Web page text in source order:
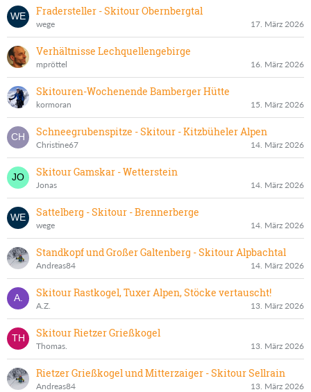
Fradersteller - Skitour Obernbergtal
wege 17. März 2026
Verhältnisse Lechquellengebirge
mpröttel 16. März 2026
Skitouren-Wochenende Bamberger Hütte
kormoran 15. März 2026
Schneegrubenspitze - Skitour - Kitzbüheler Alpen
Christine67 14. März 2026
Skitour Gamskar - Wetterstein
Jonas 14. März 2026
Sattelberg - Skitour - Brennerberge
wege 14. März 2026
Standkopf und Großer Galtenberg - Skitour Alpbachtal
Andreas84 14. März 2026
Skitour Rastkogel, Tuxer Alpen, Stöcke vertauscht!
A.Z. 13. März 2026
Skitour Rietzer Grießkogel
Thomas. 13. März 2026
Rietzer Grießkogel und Mitterzaiger - Skitour Sellrain
Andreas84 13. März 2026